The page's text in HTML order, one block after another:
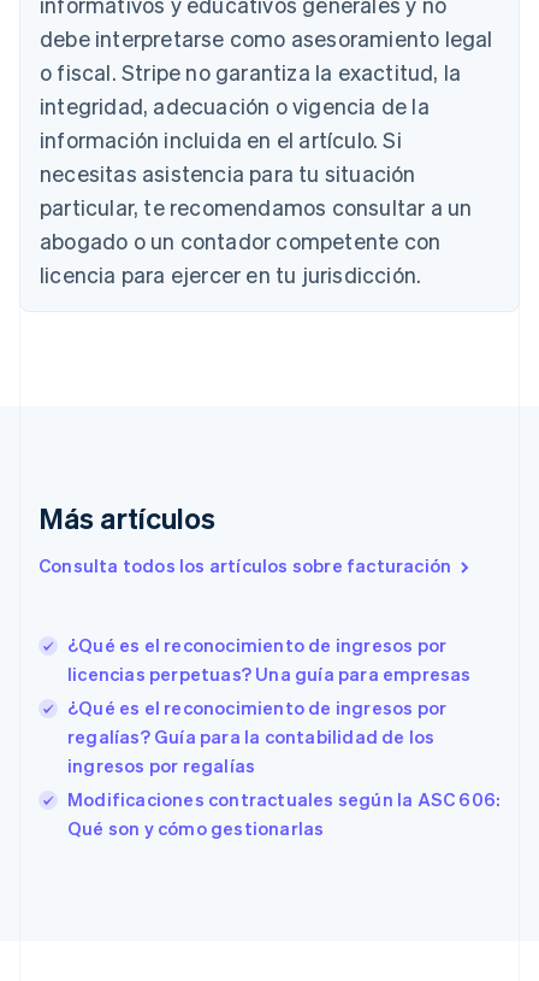
debe interpretarse como asesoramiento legal
o fiscal. Stripe no garantiza la exactitud, la
integridad, adecuación o vigencia de la
información incluida en el artículo. Si
necesitas asistencia para tu situación
particular, te recomendamos consultar a un
abogado o un contador competente con
licencia para ejercer en tu jurisdicción.
Más artículos
Consulta todos los artículos sobre facturación
¿Qué es el reconocimiento de ingresos por
licencias perpetuas? Una guía para empresas
¿Qué es el reconocimiento de ingresos por
regalías? Guía para la contabilidad de los
ingresos por regalías
Modificaciones contractuales según la ASC 606:
Qué son y cómo gestionarlas
English
Austria
DeutschEnglish
Bélgica
Nederlands FrançaisDeutschEnglish
Brasil
Bulgaria
English
Canadá
EnglishFrançais
China continental
Eslovaquia
Eslovenia
EspañolEnglish
Estados Unidos
English Español
Estonia
English
Finlandia
EnglishSvenska
Francia
Français English